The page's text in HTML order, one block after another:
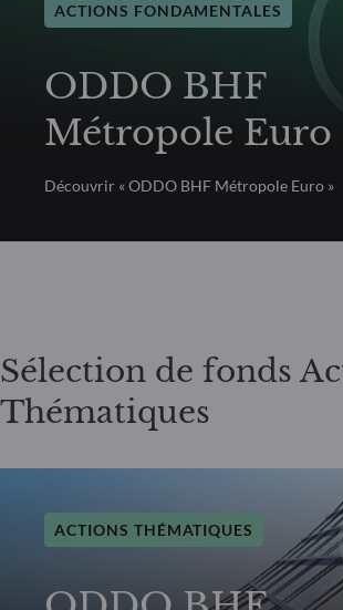
ACTIONS FONDAMENTALES
ODDO BHF
Métropole Euro
Découvrir « ODDO BHF Métropole Euro »
Sélection de fonds
Thématiques
ACTIONS THÉMATIQUES